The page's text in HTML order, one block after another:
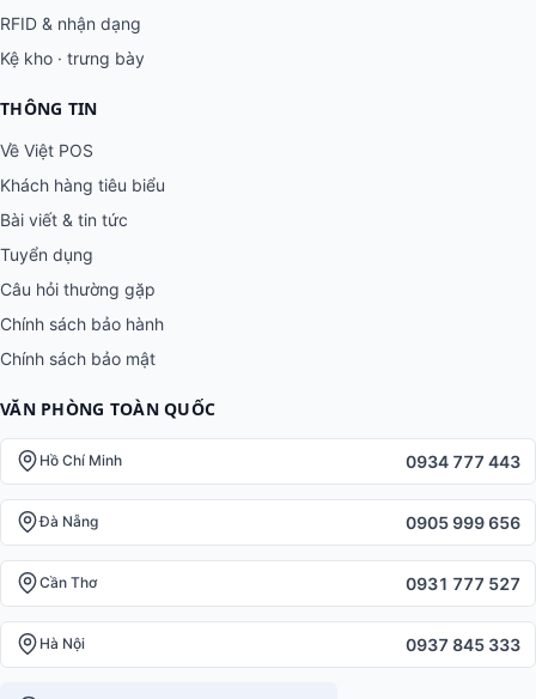
RFID & nhận dạng
Kệ kho · trưng bày
THÔNG TIN
Về Việt POS
Khách hàng tiêu biểu
Bài viết & tin tức
Tuyển dụng
Câu hỏi thường gặp
Chính sách bảo hành
Chính sách bảo mật
VĂN PHÒNG TOÀN QUỐC
Hồ Chí Minh 0934 777 443
Đà Nẵng 0905 999 656
Cần Thơ 0931 777 527
Hà Nội 0937 845 333